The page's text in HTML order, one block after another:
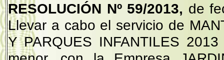
RESOLUCIÓN Nº 59/2013, de
Llevar a cabo el servicio de
Y PARQUES INFANTILES